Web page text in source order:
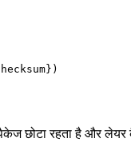
छोटा रहता है और लेयर